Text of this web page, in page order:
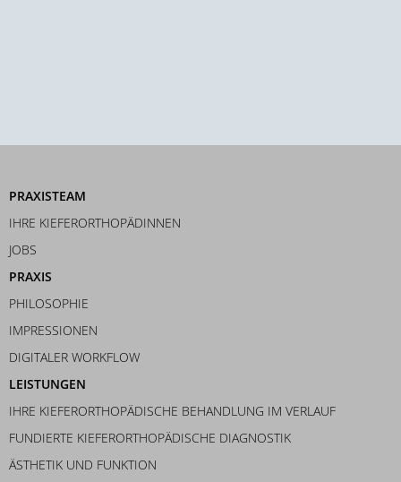
PRAXISTEAM
IHRE KIEFERORTHOPÄDINNEN
JOBS
PRAXIS
PHILOSOPHIE
IMPRESSIONEN
DIGITALER WORKFLOW
LEISTUNGEN
IHRE KIEFERORTHOPÄDISCHE BEHANDLUNG IM VERLAUF
FUNDIERTE KIEFERORTHOPÄDISCHE DIAGNOSTIK
ÄSTHETIK UND FUNKTION